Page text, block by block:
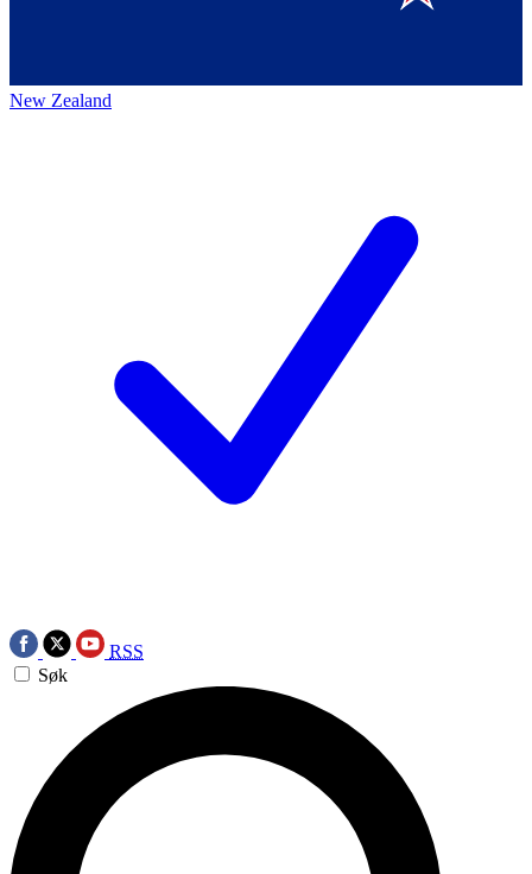
New Zealand
RSS
Søk